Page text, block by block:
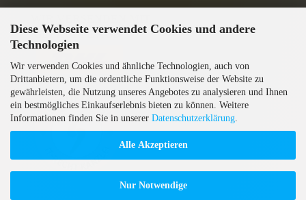
Diese Webseite verwendet Cookies und andere
Technologien
Wir verwenden Cookies und ähnliche Technologien, auch von
Drittanbietern, um die ordentliche Funktionsweise der Website zu
gewährleisten, die Nutzung unseres Angebotes zu analysieren und Ihnen
ein bestmögliches Einkaufserlebnis bieten zu können. Weitere
Informationen finden Sie in unserer Datenschutzerklärung
Alle Akzeptieren
Nur Notwendige
GEPRÜFTE AGB